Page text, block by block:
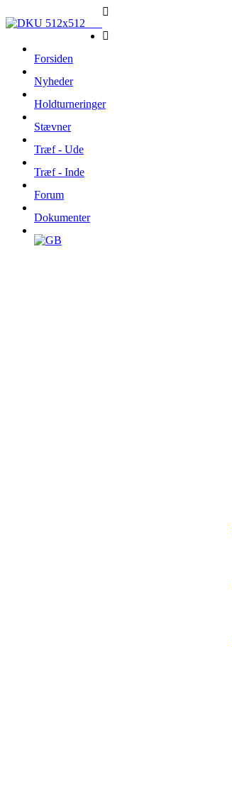
Forsiden
Nyheder
Holdturneringer
Stævner
Træf - Ude
Træf - Inde
Forum
Dokumenter